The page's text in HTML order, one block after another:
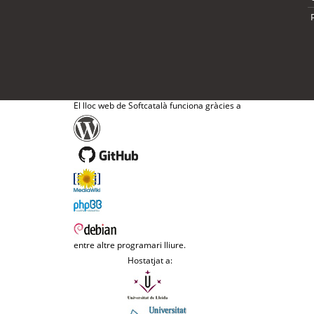
El lloc web de Softcatalà funciona gràcies a
entre altre programari lliure.
Hostatjat a: